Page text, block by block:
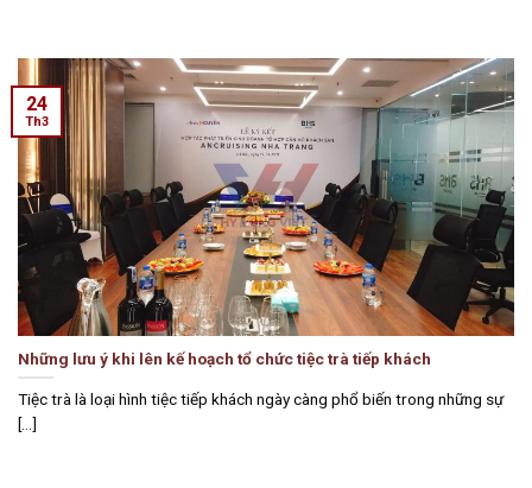
Những lưu ý khi lên kế hoạch tổ chức tiệc trà tiếp khách
Tiệc trà là loại hình tiệc tiếp khách ngày càng phổ biến trong những sự
[...]
24
Th3